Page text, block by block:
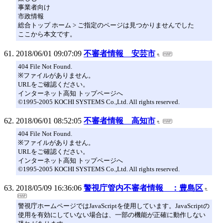
事業者向け
市政情報
総合トップ ホーム > ご指定のページは見つかりませんでした
ここから本文です。
2018/06/01 09:07:09 不審者情報 安芸市
404 File Not Found.
※ファイルがありません。
URLをご確認ください。
インターネット高知 トップページへ
©1995-2005 KOCHI SYSTEMS Co.,Ltd. All rights reserved.
2018/06/01 08:52:05 不審者情報 高知市
404 File Not Found.
※ファイルがありません。
URLをご確認ください。
インターネット高知 トップページへ
©1995-2005 KOCHI SYSTEMS Co.,Ltd. All rights reserved.
2018/05/09 16:36:06 警視庁管内不審者情報 ：豊島区
警視庁ホームページではJavaScriptを使用しています。JavaScriptの
使用を有効にしていない場合は、一部の機能が正確に動作しない